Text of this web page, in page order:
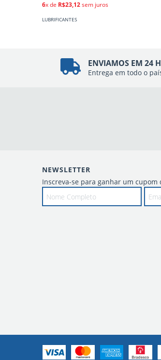
6x de R$23,12sem juros
LUBRIFICANTES
ENVIAMOS EM 24
Entrega em todo o
NEWSLETTER
Inscreva-se para ganhar um cupom